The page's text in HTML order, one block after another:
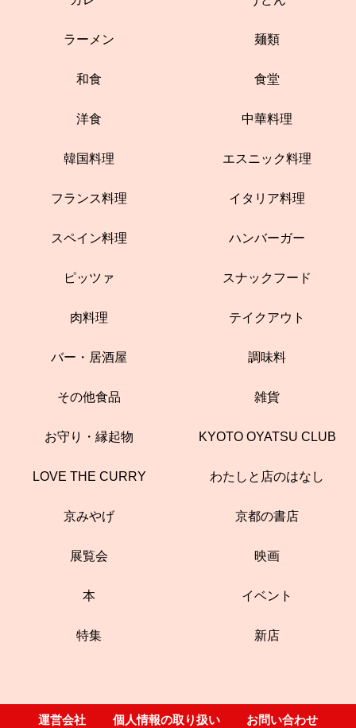
ラーメン 麺類
和食 食堂
洋食 中華料理
韓国料理 エスニック料理
フランス料理 イタリア料理
スペイン料理 ハンバーガー
ピッツァ スナックフード
肉料理 テイクアウト
バー・居酒屋 調味料
その他食品 雑貨
お守り・縁起物 KYOTO OYATSU CLUB
LOVE THE CURRY わたしと店のはなし
京みやげ 京都の書店
展覧会 映画
本 イベント
特集 新店
運営会社 個人情報の取り扱い お問い合わせ